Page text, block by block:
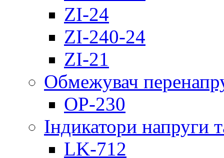
ZI-24
ZI-240-24
ZI-21
Обмежувач
OP-230
Індикатори напруги
LK-712